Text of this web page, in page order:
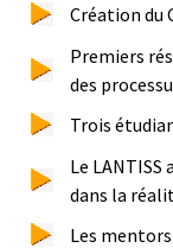
Création du
Premiers
des
Trois
Le
dans la
Les